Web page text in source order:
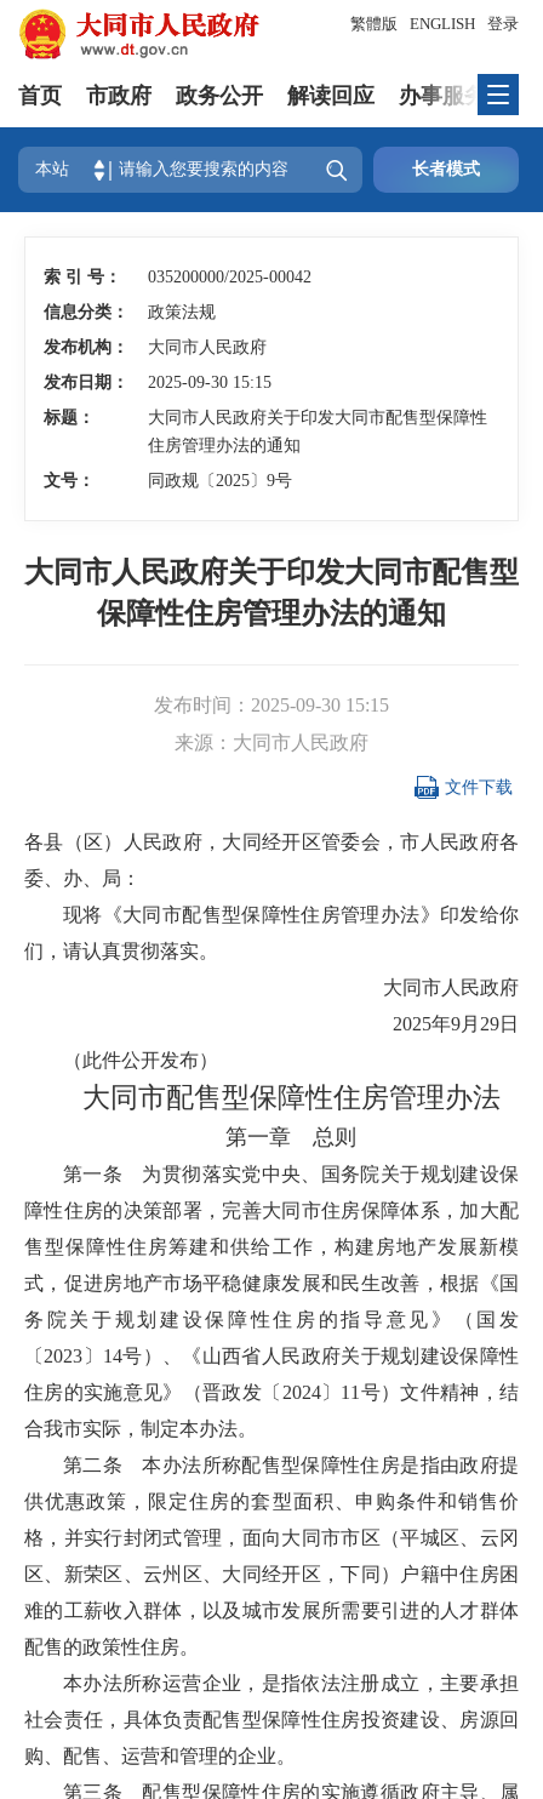
登录
繁體版 ENGLISH
首页 市政府 政务公开 解读回应 办事服务
本站  长者模式
索 引 号：
035200000/2025-00042
信息分类：
政策法规
发布机构：
大同市人民政府
发布日期：
2025-09-30 15:15
标题：
大同市人民政府关于印发大同市配售型保障性
住房管理办法的通知
文号：
同政规〔2025〕9号
大同市人民政府关于印发大同市配售型
保障性住房管理办法的通知
发布时间： 2025-09-30 15:15
来源： 大同市人民政府
 文件下载
各县（区）人民政府，大同经开区管委会，市人民政府各
委、办、局：
现将《大同市配售型保障性住房管理办法》印发给你
们，请认真贯彻落实。
大同市人民政府
2025年9月29日
（此件公开发布）
大同市配售型保障性住房管理办法
第一章 总则
第一条 为贯彻落实党中央、国务院关于规划建设保
障性住房的决策部署，完善大同市住房保障体系，加大配
售型保障性住房筹建和供给工作，构建房地产发展新模
式，促进房地产市场平稳健康发展和民生改善，根据《国
务院关于规划建设保障性住房的指导意见》（国发
〔2023〕14号）、《山西省人民政府关于规划建设保障性
住房的实施意见》（晋政发〔2024〕11号）文件精神，结
合我市实际，制定本办法。
第二条 本办法所称配售型保障性住房是指由政府提
供优惠政策，限定住房的套型面积、申购条件和销售价
格，并实行封闭式管理，面向大同市市区（平城区、云冈
区、新荣区、云州区、大同经开区，下同）户籍中住房困
难的工薪收入群体，以及城市发展所需要引进的人才群体
配售的政策性住房。
本办法所称运营企业，是指依法注册成立，主要承担
社会责任，具体负责配售型保障性住房投资建设、房源回
购、配售、运营和管理的企业。
第三条 配售型保障性住房的实施遵循政府主导、属